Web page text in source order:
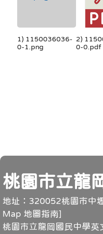
1) 1150036036-
0-1.png
2)
0-0.pdf
頁尾
桃園市立龍
地址：320052桃園市中
Map 地圖指南]
桃園市立龍岡國民中學英